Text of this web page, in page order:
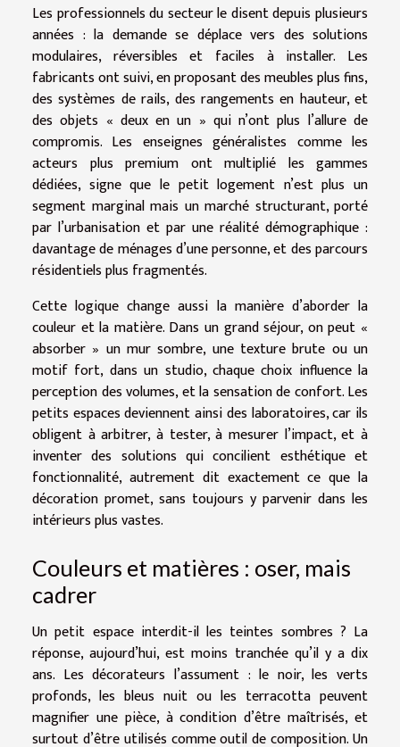
Les professionnels du secteur le disent depuis plusieurs
années : la demande se déplace vers des solutions
modulaires, réversibles et faciles à installer. Les
fabricants ont suivi, en proposant des meubles plus fins,
des systèmes de rails, des rangements en hauteur, et
des objets « deux en un » qui n’ont plus l’allure de
compromis. Les enseignes généralistes comme les
acteurs plus premium ont multiplié les gammes
dédiées, signe que le petit logement n’est plus un
segment marginal mais un marché structurant, porté
par l’urbanisation et par une réalité démographique :
davantage de ménages d’une personne, et des parcours
résidentiels plus fragmentés.
Cette logique change aussi la manière d’aborder la
couleur et la matière. Dans un grand séjour, on peut «
absorber » un mur sombre, une texture brute ou un
motif fort, dans un studio, chaque choix influence la
perception des volumes, et la sensation de confort. Les
petits espaces deviennent ainsi des laboratoires, car ils
obligent à arbitrer, à tester, à mesurer l’impact, et à
inventer des solutions qui concilient esthétique et
fonctionnalité, autrement dit exactement ce que la
décoration promet, sans toujours y parvenir dans les
intérieurs plus vastes.
Couleurs et matières : oser, mais
cadrer
Un petit espace interdit-il les teintes sombres ? La
réponse, aujourd’hui, est moins tranchée qu’il y a dix
ans. Les décorateurs l’assument : le noir, les verts
profonds, les bleus nuit ou les terracotta peuvent
magnifier une pièce, à condition d’être maîtrisés, et
surtout d’être utilisés comme outil de composition. Un